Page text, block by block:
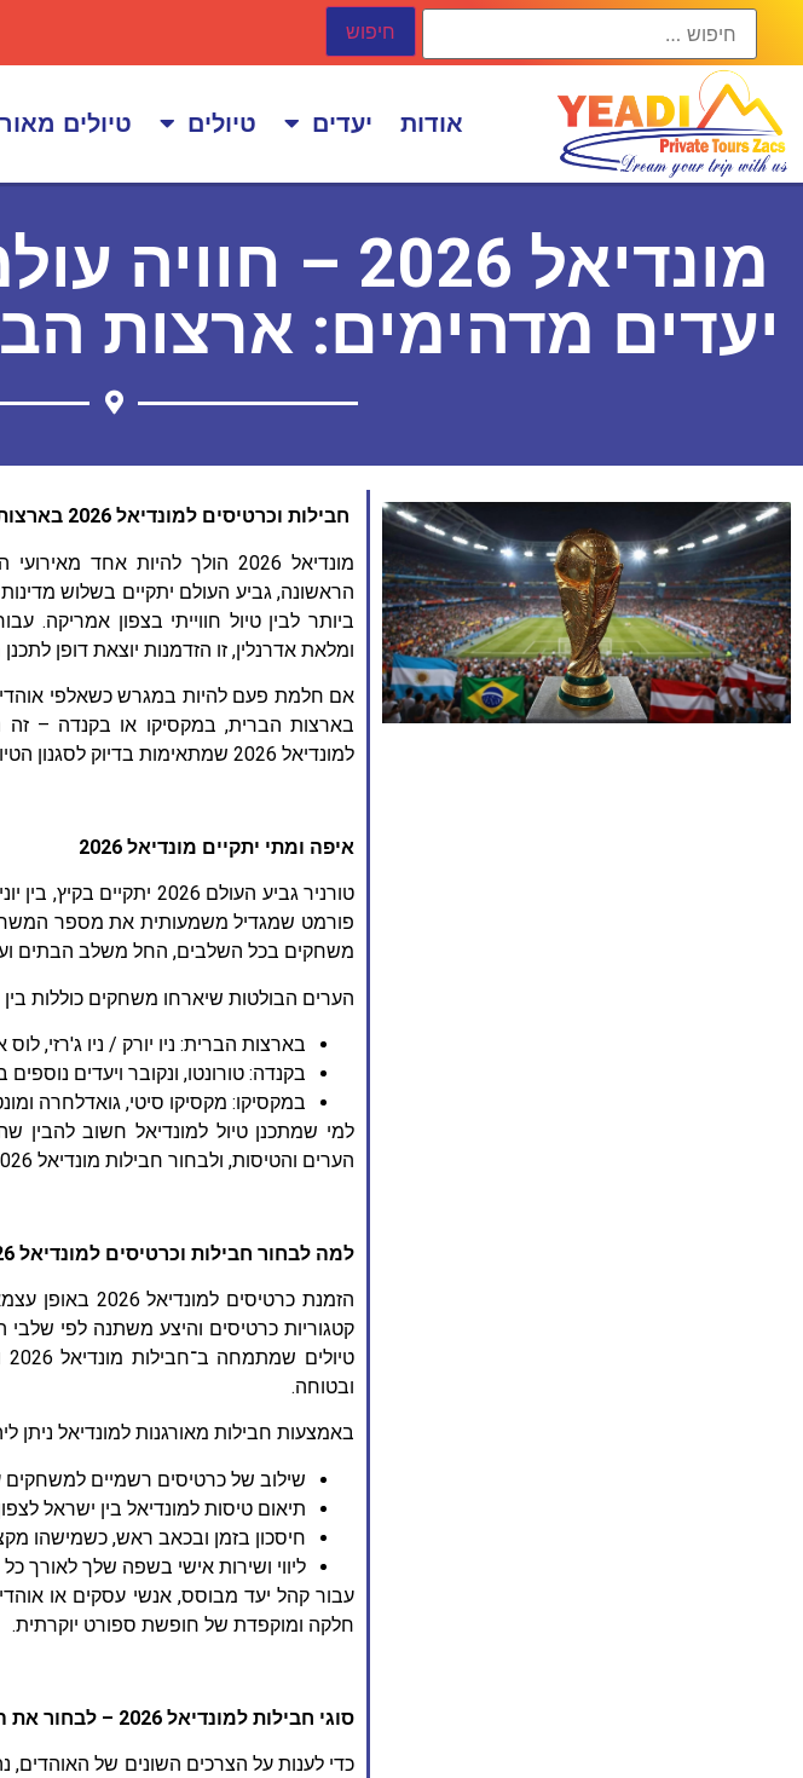
אודות יעדים טיולים טיולים
מונדיאל 2026
יעדים מדהימים: ארצות
חבילות וכרטיסים למונדיאל 2026 בארצות הברית, מקסיקו וקנדה
מונדיאל 2026 הולך להיות
הראשונה, גביע העולם יתקיים בשלוש
ביותר לבין טיול חווייתי בצפון אמריקה.
ומלאת אדרנלין, זו הזדמנות יוצאת דופן
אם חלמת פעם להיות במגרש כשאלפי
למונדיאל 2026 שמתאימות בדיוק לסגנון הטיול שלך.
איפה ומתי יתקיים מונדיאל 2026
משחקים בכל השלבים, החל משלב הבתים
הערים הבולטות שיארחו משחקים כוללות
בארצות הברית: ניו יורק / ניו ג'רזי,
בקנדה: טורונטו, ונקובר ויעדים נוספים
במקסיקו: מקסיקו סיטי, גואדלחרה
למי שמתכנן טיול למונדיאל חשוב להבין
הערים והטיסות, ולבחור חבילות מונדיאל 2026 שמותאמות גאוגרפית ולוח זמנים אישי.
למה לבחור חבילות וכרטיסים למונדיאל 2026 דרך חברת טיולים מקצועית
הזמנת
קטגוריות כרטיסים והיצע משתנה לפי
ובטוחה.
באמצעות חבילות מאורגנות למונדיאל ניתן
שילוב של כרטיסים רשמיים למשחקים
תיאום טיסות למונדיאל בין ישראל
חיסכון בזמן ובכאב ראש, כשמישהו
ליווי ושירות אישי בשפה שלך לאורך
עבור קהל יעד מבוסס, אנשי עסקים או
חלקה ומוקפדת של חופשת ספורט יוקרתית.
סוגי חבילות למונדיאל 2026 – לבחור את החוויה שמתאימה לך